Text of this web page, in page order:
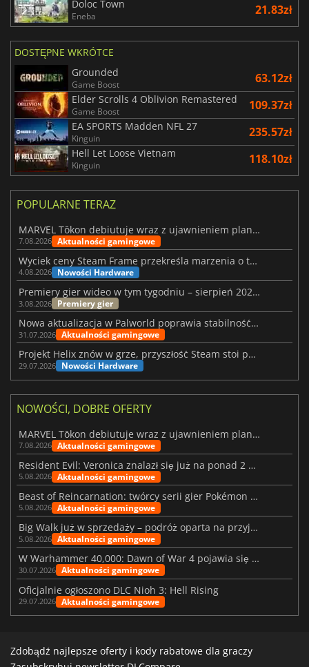
Doloc Town
Eneba 21.83zł
DOSTĘPNE WKRÓTCE
Grounded
Game Boost 63.12zł
Elder Scrolls 4 Oblivion Remastered
Game Boost 109.37zł
EA SPORTS Madden NFL 27
Kinguin 235.57zł
Hell Let Loose Vietnam
Kinguin 118.10zł
POPULARNE TERAZ
MARVEL Tōkon debiutuje wraz z ujawnieniem planu rozwoju na pierwszy rok
7.08.2026 Aktualności gamingowe
Wyciek ceny Steam Frame przekreśla marzenia o tanim zestawie VR
4.08.2026 Nowości Hardware
Premiery gier wideo w tym tygodniu – sierpień 2026 r. (32. tydzień)
3.08.2026 Premiery gier
Nowa aktualizacja w Palworld poprawia stabilność Sunreach i walk z bossami
31.07.2026 Aktualności gamingowe
Projekt Helix znów w grze, przyszłość Steam stoi pod znakiem zapytania
29.07.2026 Nowości Hardware
NOWOŚCI, DOBRE OFERTY
MARVEL Tōkon debiutuje wraz z ujawnieniem planu rozwoju na pierwszy rok
7.08.2026 Aktualności gamingowe
Resident Evil: Veronica znalazł się już na ponad 2 milionach list życzeń
5.08.2026 Aktualności gamingowe
Beast of Reincarnation: twórcy serii gier Pokémon wkraczają na nową ścieżkę
5.08.2026 Aktualności gamingowe
Big Walk już w sprzedaży – podróż oparta na przyjaźni
5.08.2026 Aktualności gamingowe
W Warhammer 40,000: Dawn of War 4 pojawia się frakcja Nekronów
30.07.2026 Aktualności gamingowe
Oficjalnie ogłoszono DLC Nioh 3: Hell Rising
29.07.2026 Aktualności gamingowe
Zdobądź najlepsze oferty i kody rabatowe dla graczy